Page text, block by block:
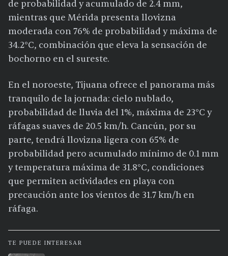
de probabilidad y acumulado de 2.4 mm,
mientras que Mérida presenta llovizna
moderada con 76% de probabilidad y máxima de
34.2°C, combinación que eleva la sensación de
bochorno en el sureste.
En el noroeste, Tijuana ofrece el panorama más
tranquilo de la jornada: cielo nublado,
probabilidad de lluvia del 1%, máxima de 23°C y
ráfagas suaves de 20.5 km/h. Cancún, por su
parte, tendrá llovizna ligera con 65% de
probabilidad pero acumulado mínimo de 0.1 mm
y temperatura máxima de 31.8°C, condiciones
que permiten actividades en playa con
precaución ante los vientos de 31.7 km/h en
ráfaga.
TE PUEDE INTERESAR